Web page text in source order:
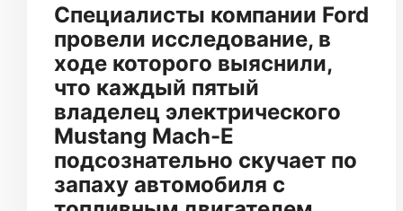
Специалисты компании Ford
провели исследование, в
ходе которого выяснили,
что каждый пятый
владелец электрического
Mustang Mach-E
подсознательно скучает по
запаху автомобиля с